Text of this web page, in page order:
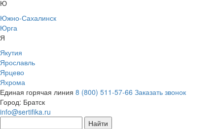
Ю
Южно-Сахалинск
Юрга
Я
Якутия
Ярославль
Ярцево
Яхрома
Единая горячая линия 8 (800) 511-57-66 Заказать звонок
Город: Братск
info@sertifika.ru